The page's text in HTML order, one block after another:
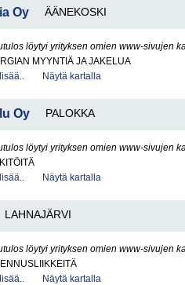
Oy ÄÄNEKOSKI
löytyi yrityksen omien www-sivujen
MYYNTIÄ JA JAKELUA
Näytä kartalla
Oy PALOKKA
löytyi yrityksen omien www-sivujen
Näytä kartalla
LAHNAJÄRVI
löytyi yrityksen omien www-sivujen
Näytä kartalla